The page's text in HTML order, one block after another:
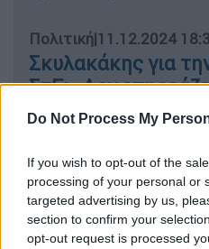
Do Not Process My
If you wish to opt-out of the
processing of your personal or
targeted advertising by us,
section to confirm your
opt-out request is processed
Πολιτική|11.12.2024
Σκυλακάκης για
ΣτΕ: «Δεν
υφιστάμενη
«Η τεχνητή
άλλη όψη, μία πιο